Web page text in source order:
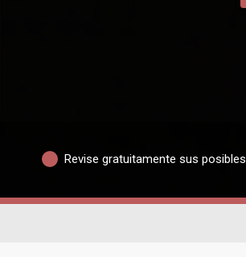
Revise gratuitamente sus